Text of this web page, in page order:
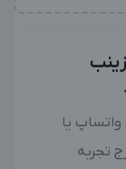
یا
تجربه